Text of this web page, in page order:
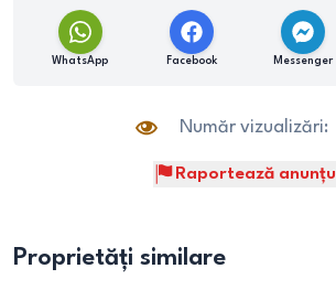
WhatsApp Facebook Messenger
Număr vizualizări:
Raportează anunțul
Proprietăți similare